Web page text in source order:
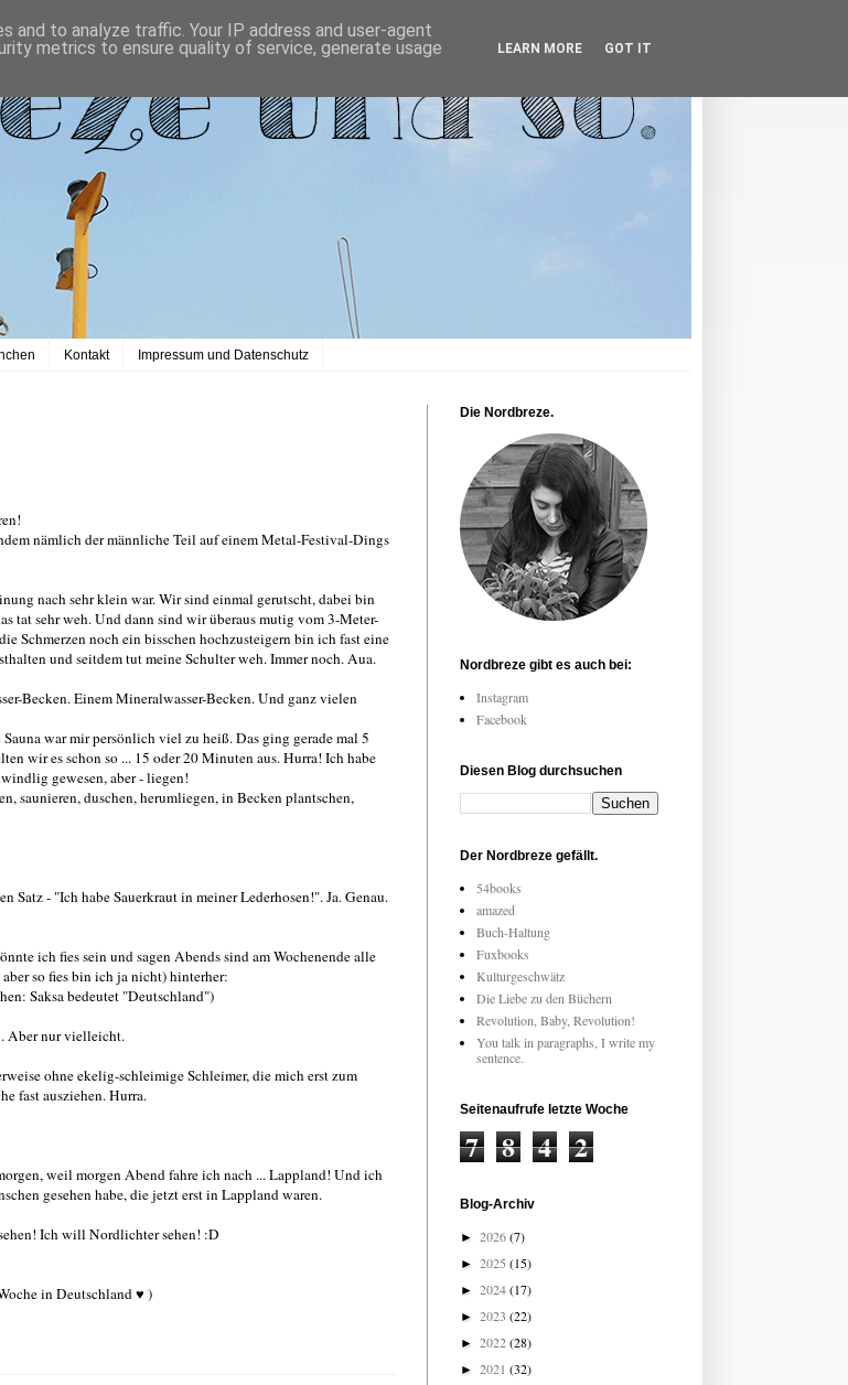
Kontakt Impressum und Datenschutz
nämlich der männliche Teil auf einem Metal-Festival-Dings
nach sehr klein war. Wir sind einmal gerutscht, dabei bin
tat sehr weh. Und dann sind wir überaus mutig vom 3-Meter-
Schmerzen noch ein bisschen hochzusteigern bin ich fast eine
und seitdem tut meine Schulter weh. Immer noch. Aua.
Becken. Einem Mineralwasser-Becken. Und ganz vielen
war mir persönlich viel zu heiß. Das ging gerade mal 5
wir es schon so ... 15 oder 20 Minuten aus. Hurra! Ich habe
gewesen, aber - liegen!
saunieren, duschen, herumliegen, in Becken plantschen,
- "Ich habe Sauerkraut in meiner Lederhosen!". Ja. Genau.
ich fies sein und sagen Abends sind am Wochenende alle
so fies bin ich ja nicht) hinterher:
Saksa bedeutet "Deutschland")
Aber nur vielleicht.
ohne ekelig-schleimige Schleimer, die mich erst zum
fast ausziehen. Hurra.
weil morgen Abend fahre ich nach ... Lappland! Und ich
gesehen habe, die jetzt erst in Lappland waren.
Ich will Nordlichter sehen! :D
in Deutschland ♥ )
Die Nordbreze.
Nordbreze gibt es auch bei:
Instagram
Facebook
Diesen Blog durchsuchen
Der Nordbreze gefällt.
54books
amazed
Buch-Haltung
Fuxbooks
Kulturgeschwätz
Die Liebe zu den Büchern
Revolution, Baby, Revolution!
You talk in paragraphs, I write my
sentence.
Seitenaufrufe letzte Woche
7 8 4 2
Blog-Archiv
► 2026(7)
► 2025 (15)
► 2024(17)
► 2023 (22)
► 2022(28)
► 2021 (32)
to analyze traffic. Your IP address and user-agent
metrics to ensure quality of service, generate usage
LEARN MORE GOT IT